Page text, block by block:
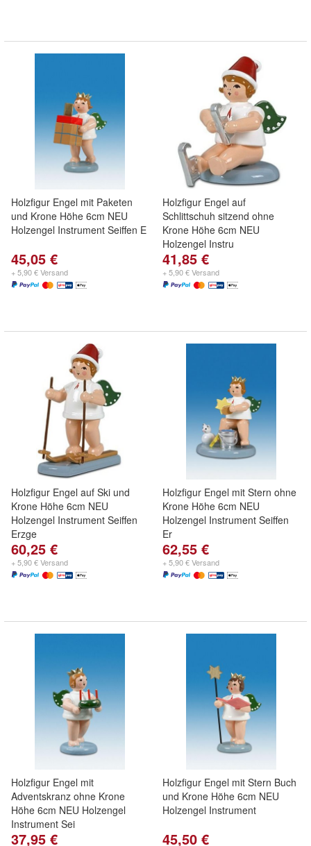
Holzfigur Engel mit Paketen
und Krone Höhe 6cm NEU
Holzengel Instrument Seiffen E
45,05 €
+ 5,90 € Versand
Holzfigur Engel auf
Schlittschuh sitzend ohne
Krone Höhe 6cm NEU
Holzengel Instru
41,85 €
+ 5,90 € Versand
Holzfigur Engel auf Ski und
Krone Höhe 6cm NEU
Holzengel Instrument Seiffen
Erzge
60,25 €
+ 5,90 € Versand
Holzfigur Engel mit Stern ohne
Krone Höhe 6cm NEU
Holzengel Instrument Seiffen
Er
62,55 €
+ 5,90 € Versand
Holzfigur Engel mit
Adventskranz ohne Krone
Höhe 6cm NEU Holzengel
Instrument Sei
37,95 €
Holzfigur Engel mit Stern Buch
und Krone Höhe 6cm NEU
Holzengel Instrument
45,50 €